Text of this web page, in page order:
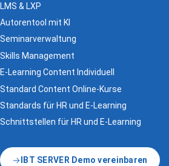
LMS & LXP
Autorentool mit KI
Seminarverwaltung
Skills Management
E-Learning Content Individuell
Standard Content Online-Kurse
Standards für HR und E-Learning
Schnittstellen für HR und E-Learning
IBT SERVER Demo vereinbaren